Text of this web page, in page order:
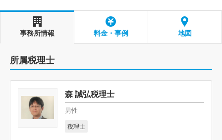
事務所情報 料金・事例 地図
所属税理士
森 誠弘税理士
男性
税理士